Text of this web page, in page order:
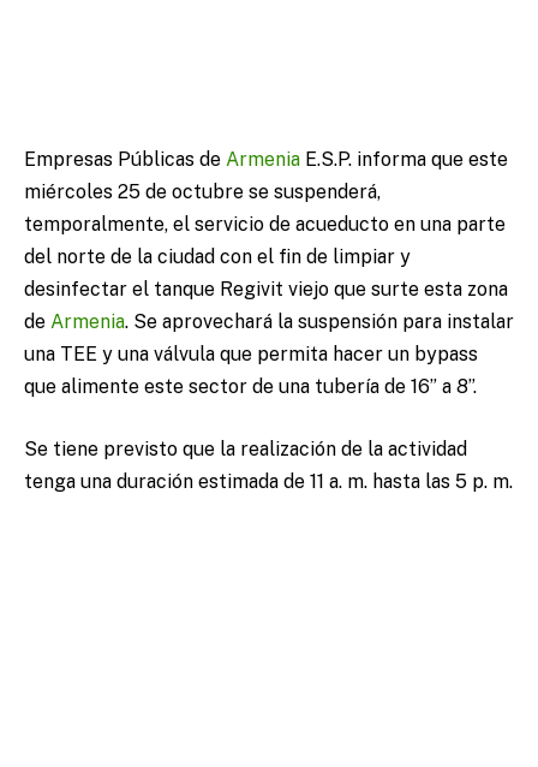
Empresas Públicas de Armenia E.S.P. informa que este
miércoles 25 de octubre se suspenderá,
temporalmente, el servicio de acueducto en una parte
del norte de la ciudad con el fin de limpiar y
desinfectar el tanque Regivit viejo que surte esta zona
de Armenia. Se aprovechará la suspensión para instalar
una TEE y una válvula que permita hacer un bypass
que alimente este sector de una tubería de 16” a 8”.
Se tiene previsto que la realización de la actividad
tenga una duración estimada de 11 a. m. hasta las 5 p. m.